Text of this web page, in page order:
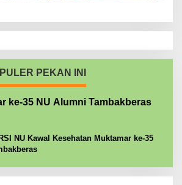
PEKAN INI
ke-35 NU Alumni Tambakberas
NU Kawal Kesehatan Muktamar ke-35